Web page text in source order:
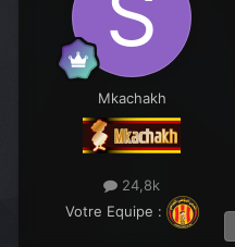
Mkachakh
24,8k
Votre Equipe :